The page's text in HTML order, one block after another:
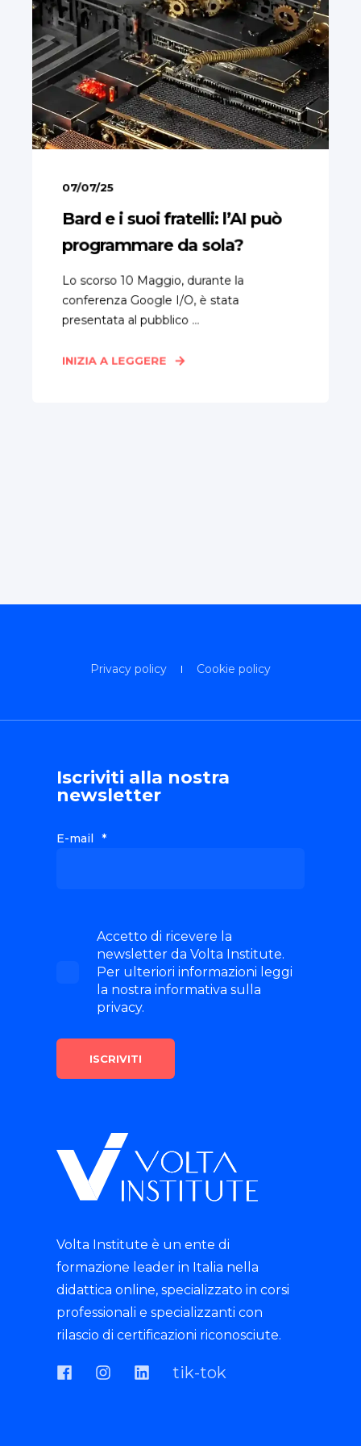
07/07/25
Bard e i suoi fratelli: l’AI può
programmare da sola?
Lo scorso 10 Maggio, durante la
conferenza Google I/O, è stata
presentata al pubblico ...
INIZIA A LEGGERE
Privacy policy Cookie policy
Iscriviti alla nostra
newsletter
E-mail *
Accetto di ricevere la
newsletter da Volta Institute.
Per ulteriori informazioni leggi
la nostra informativa sulla
privacy.
Volta Institute è un ente di
formazione leader in Italia nella
didattica online, specializzato in corsi
professionali e specializzanti con
rilascio di certificazioni riconosciute.
tik-tok